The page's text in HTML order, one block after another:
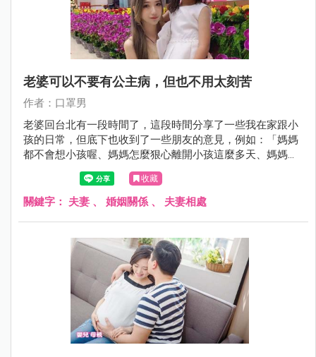
老婆可以不要有公主病，但也不用太刻苦
作者：口罩男
老婆回台北有一段時間了，這段時間分享了一些我在家跟小
孩的日常，但底下也收到了一些朋友的意見，例如：「媽媽
都不會想小孩喔、媽媽怎麼狠心離開小孩這麼多天、媽媽玩
太久了吧、爸爸也太辛苦了，要工作又要照顧小孩? 」
收藏
關鍵字： 夫妻 、 婚姻關係 、 夫妻相處